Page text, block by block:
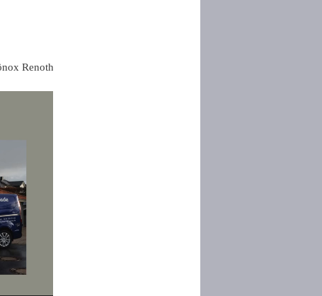
Fußbodenheizung